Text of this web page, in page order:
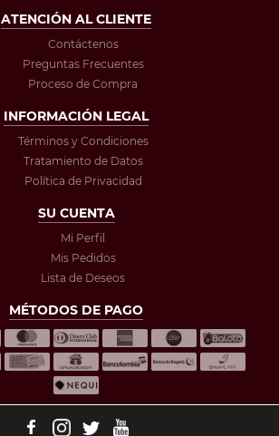
ATENCIÓN AL CLIENTE
Contáctenos
Preguntas Frecuentes
Proceso de Compra
INFORMACIÓN LEGAL
Términos y Condiciones
Tratamiento de Datos
Política de Privacidad
SU CUENTA
Mi Perfil
Mis Pedidos
Lista de Deseos
MÉTODOS DE PAGO